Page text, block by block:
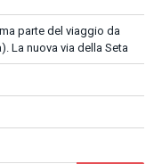
parte del viaggio da
La nuova via della Seta